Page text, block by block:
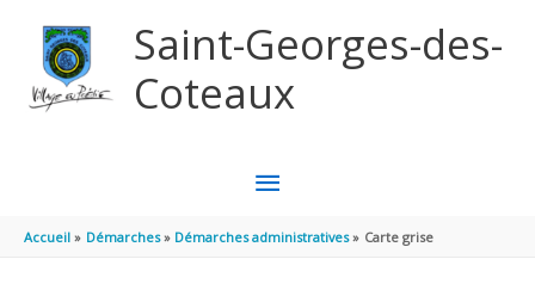
Saint-Georges-des-
Coteaux
MENU
PRINCIPAL
Accueil Démarches Démarches administratives Carte grise